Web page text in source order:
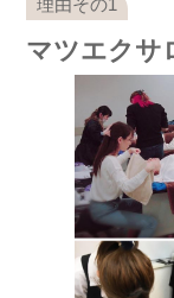
マツエクサ